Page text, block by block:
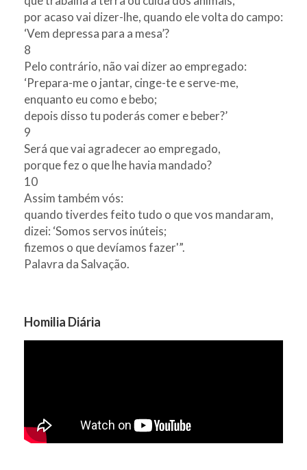
por acaso vai dizer-lhe, quando ele volta do campo:
‘Vem depressa para a mesa’?
8
Pelo contrário, não vai dizer ao empregado:
‘Prepara-me o jantar, cinge-te e serve-me,
enquanto eu como e bebo;
depois disso tu poderás comer e beber?’
9
Será que vai agradecer ao empregado,
porque fez o que lhe havia mandado?
10
Assim também vós:
quando tiverdes feito tudo o que vos mandaram,
dizei: ‘Somos servos inúteis;
fizemos o que devíamos fazer'”.
Palavra da Salvação.
Homilia Diária